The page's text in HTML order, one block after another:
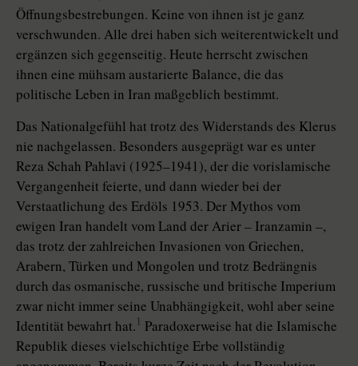
Öffnungsbestrebungen. Keine von ihnen ist je ganz
verschwunden. Alle drei haben sich weiterentwickelt und
ergänzen sich gegenseitig. Heute herrscht zwischen
ihnen eine mühsam austarierte Balance, die das
politische Leben in Iran maßgeblich bestimmt.
Das Nationalgefühl hat trotz des Widerstands des Klerus
nie nachgelassen. Besonders ausgeprägt war es unter
Reza Schah Pahlavi (1925–1941), der die vorislamische
Vergangenheit feierte, und dann wieder bei der
Verstaatlichung des Erdöls 1953. Der Mythos vom
ewigen Iran handelt vom Land der Arier – Iranzamin –,
das trotz der zahlreichen Invasionen von Griechen,
Arabern, Türken und Mongolen und trotz Bedrängnis
durch das osmanische, russische und britische Imperium
zwar nicht immer seine Unabhängigkeit, wohl aber seine
Identität bewahrt hat. 1 Paradoxerweise hat die Islamische
Republik dieses vielschichtige Erbe vollständig